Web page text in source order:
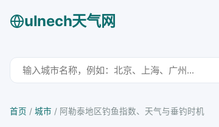
ulnech天气网
首页 / 城市 / 阿勒泰地区钓鱼指数、天气与垂钓时机